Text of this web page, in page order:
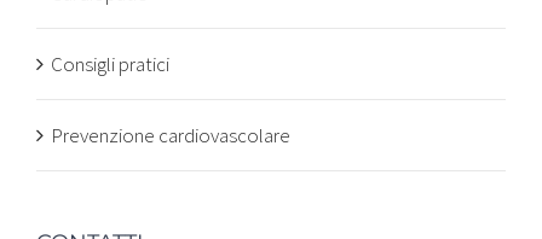
Consigli pratici
Prevenzione cardiovascolare